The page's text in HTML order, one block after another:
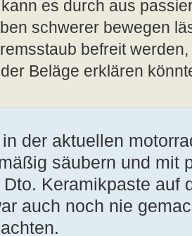
es durch aus
schwerer bewegen
befreit
Beläge erklären
der aktuellen
säubern und mit
Keramikpaste auf
auch noch nie